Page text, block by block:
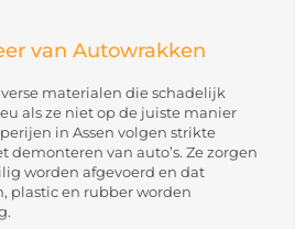
van Autowrakken
materialen die schadelijk
als ze niet op de juiste manier
in Assen volgen strikte
van auto’s. Ze zorgen
worden afgevoerd en dat
plastic en rubber worden